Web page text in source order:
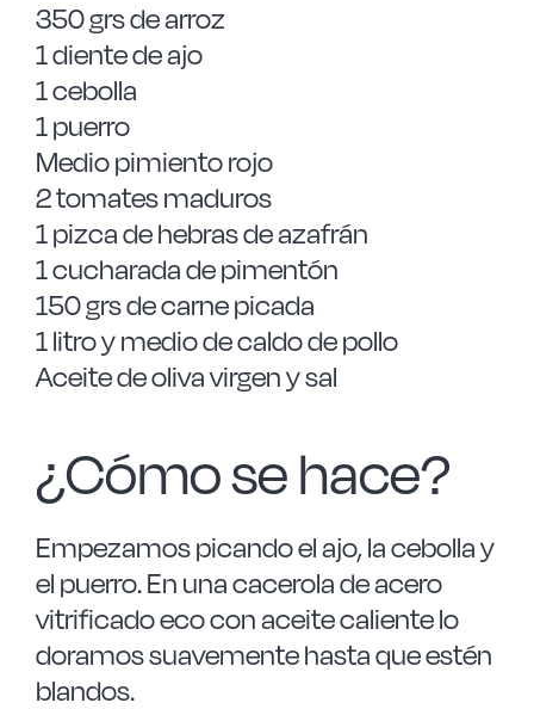
350 grs de arroz
1 diente de ajo
1 cebolla
1 puerro
Medio pimiento rojo
2 tomates maduros
1 pizca de hebras de azafrán
1 cucharada de pimentón
150 grs de carne picada
1 litro y medio de caldo de pollo
Aceite de oliva virgen y sal
¿Cómo se hace?
Empezamos picando el ajo, la cebolla y
el puerro. En una cacerola de acero
vitrificado eco con aceite caliente lo
doramos suavemente hasta que estén
blandos.